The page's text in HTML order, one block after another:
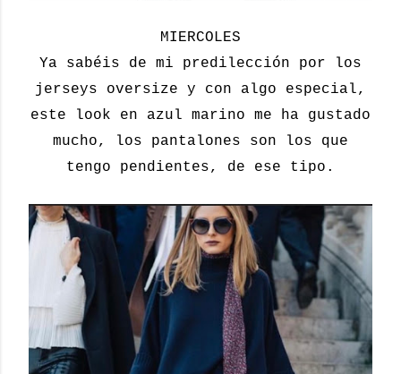
MIERCOLES
Ya sabéis de mi predilección por los
jerseys oversize y con algo especial,
este look en azul marino me ha gustado
mucho, los pantalones son los que
tengo pendientes, de ese tipo.